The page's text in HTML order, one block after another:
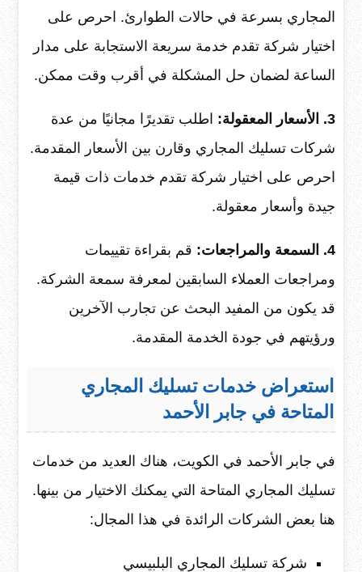
المجاري بسرعة في حالات الطوارئ. احرص على
اختيار شركة تقدم خدمة سريعة الاستجابة على مدار
الساعة لضمان حل المشكلة في أقرب وقت ممكن.
3. الأسعار المعقولة:
اطلب تقديرًا مجانيًا من عدة
شركات تسليك المجاري وقارن بين الأسعار المقدمة.
احرص على اختيار شركة تقدم خدمات ذات قيمة
جيدة وأسعار معقولة.
4. السمعة والمراجعات:
قم بقراءة تقييمات
ومراجعات العملاء السابقين لمعرفة سمعة الشركة.
قد يكون من المفيد البحث عن تجارب الآخرين
ورؤيتهم في جودة الخدمة المقدمة.
استعراض خدمات تسليك المجاري
المتاحة في جابر الأحمد
في جابر الأحمد في الكويت، هناك العديد من خدمات
تسليك المجاري المتاحة التي يمكنك الاختيار من بينها.
هنا بعض الشركات الرائدة في هذا المجال:
شركة تسليك المجاري البلبيسي